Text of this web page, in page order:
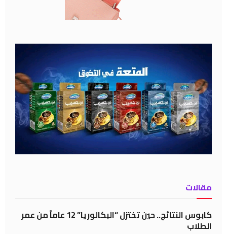
مقالات
كابوس النتائج.. حين تختزل “البكالوريا” 12 عاماً من عمر
الطلاب